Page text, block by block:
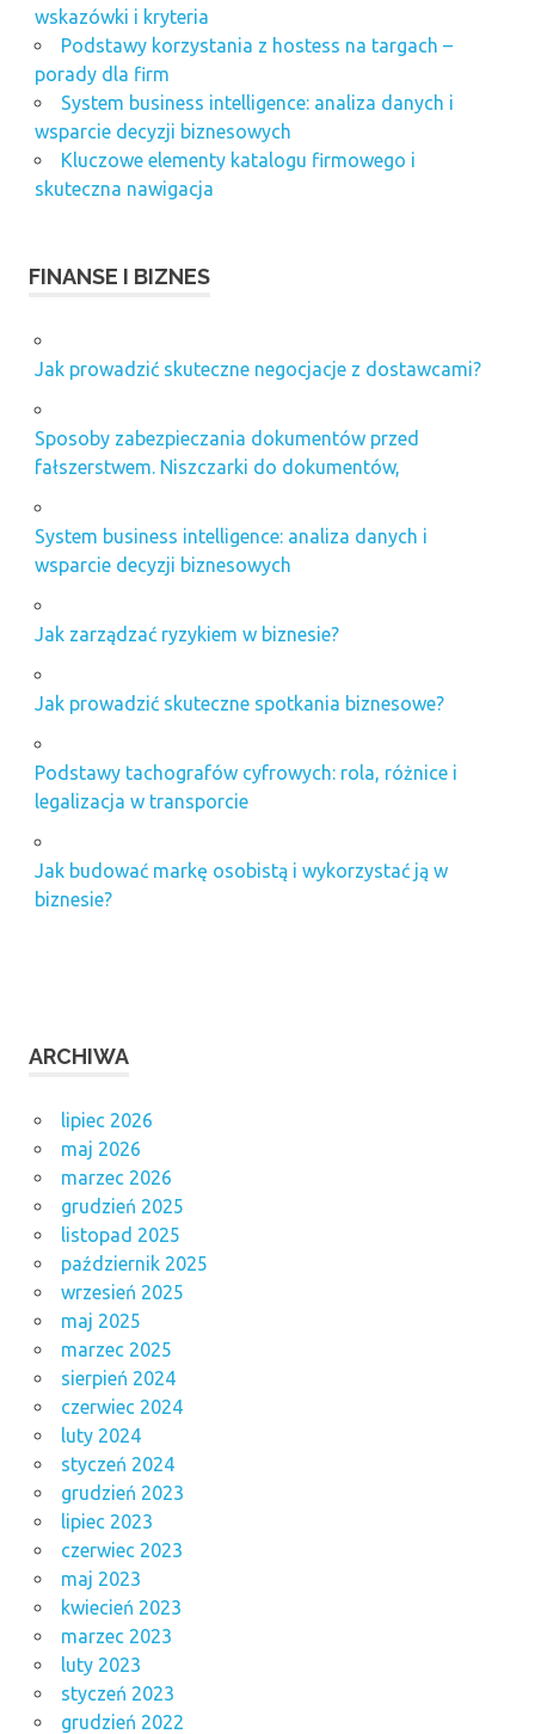
wskazówki i kryteria
Podstawy korzystania z hostess na targach –
porady dla firm
System business intelligence: analiza danych i
wsparcie decyzji biznesowych
Kluczowe elementy katalogu firmowego i
skuteczna nawigacja
FINANSE I BIZNES
Jak prowadzić skuteczne negocjacje z dostawcami?
Sposoby zabezpieczania dokumentów przed
fałszerstwem. Niszczarki do dokumentów,
System business intelligence: analiza danych i
wsparcie decyzji biznesowych
Jak zarządzać ryzykiem w biznesie?
Jak prowadzić skuteczne spotkania biznesowe?
Podstawy tachografów cyfrowych: rola, różnice i
legalizacja w transporcie
Jak budować markę osobistą i wykorzystać ją w
biznesie?
ARCHIWA
lipiec 2026
maj 2026
marzec 2026
grudzień 2025
listopad 2025
październik 2025
wrzesień 2025
maj 2025
marzec 2025
sierpień 2024
czerwiec 2024
luty 2024
styczeń 2024
grudzień 2023
lipiec 2023
czerwiec 2023
maj 2023
kwiecień 2023
marzec 2023
luty 2023
styczeń 2023
grudzień 2022